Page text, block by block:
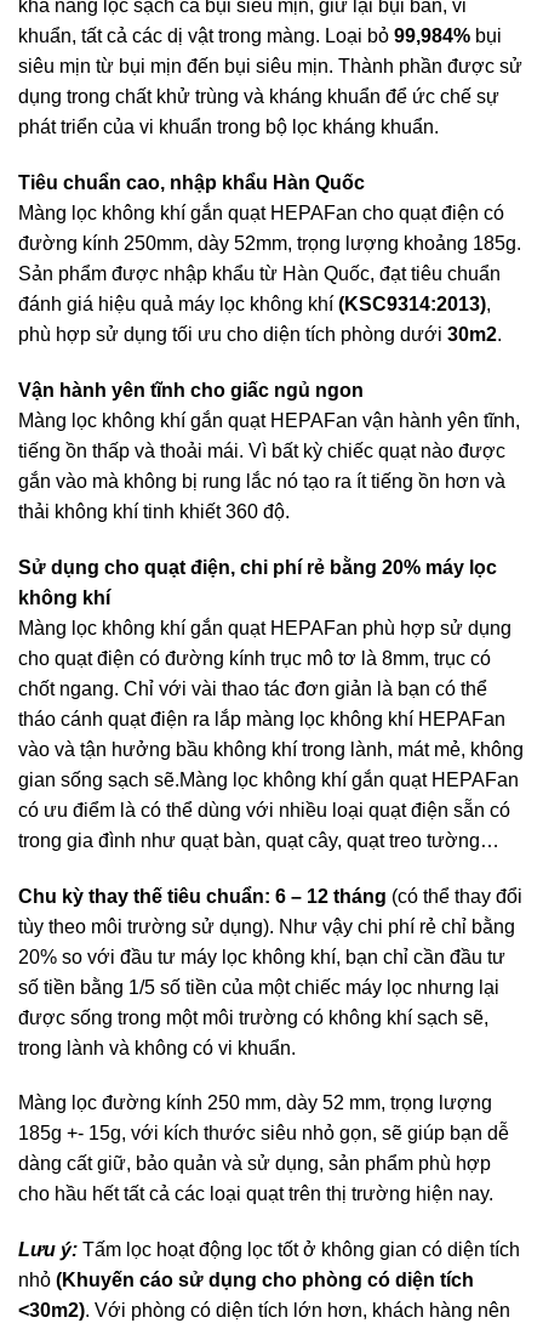
khả năng lọc sạch cả bụi siêu mịn, giữ lại bụi bẩn, vi
khuẩn, tất cả các dị vật trong màng. Loại bỏ 99,984% bụi
siêu mịn từ bụi mịn đến bụi siêu mịn. Thành phần được sử
dụng trong chất khử trùng và kháng khuẩn để ức chế sự
phát triển của vi khuẩn trong bộ lọc kháng khuẩn.
Tiêu chuẩn cao, nhập khẩu Hàn Quốc
Màng lọc không khí gắn quạt HEPAFan cho quạt điện có
đường kính 250mm, dày 52mm, trọng lượng khoảng 185g.
Sản phẩm được nhập khẩu từ Hàn Quốc, đạt tiêu chuẩn
đánh giá hiệu quả máy lọc không khí (KSC9314:2013),
phù hợp sử dụng tối ưu cho diện tích phòng dưới 30m2.
Vận hành yên tĩnh cho giấc ngủ ngon
Màng lọc không khí gắn quạt HEPAFan vận hành yên tĩnh,
tiếng ồn thấp và thoải mái. Vì bất kỳ chiếc quạt nào được
gắn vào mà không bị rung lắc nó tạo ra ít tiếng ồn hơn và
thải không khí tinh khiết 360 độ.
Sử dụng cho quạt điện, chi phí rẻ bằng 20% máy lọc
không khí
Màng lọc không khí gắn quạt HEPAFan phù hợp sử dụng
cho quạt điện có đường kính trục mô tơ là 8mm, trục có
chốt ngang. Chỉ với vài thao tác đơn giản là bạn có thể
tháo cánh quạt điện ra lắp màng lọc không khí HEPAFan
vào và tận hưởng bầu không khí trong lành, mát mẻ, không
gian sống sạch sẽ.Màng lọc không khí gắn quạt HEPAFan
có ưu điểm là có thể dùng với nhiều loại quạt điện sẵn có
trong gia đình như quạt bàn, quạt cây, quạt treo tường…
Chu kỳ thay thế tiêu chuẩn: 6 – 12 tháng (có thể thay đổi
tùy theo môi trường sử dụng). Như vậy chi phí rẻ chỉ bằng
20% so với đầu tư máy lọc không khí, bạn chỉ cần đầu tư
số tiền bằng 1/5 số tiền của một chiếc máy lọc nhưng lại
được sống trong một môi trường có không khí sạch sẽ,
trong lành và không có vi khuẩn.
Màng lọc đường kính 250 mm, dày 52 mm, trọng lượng
185g +- 15g, với kích thước siêu nhỏ gọn, sẽ giúp bạn dễ
dàng cất giữ, bảo quản và sử dụng, sản phẩm phù hợp
cho hầu hết tất cả các loại quạt trên thị trường hiện nay.
Lưu ý: Tấm lọc hoạt động lọc tốt ở không gian có diện tích
nhỏ (Khuyến cáo sử dụng cho phòng có diện tích
<30m2). Với phòng có diện tích lớn hơn, khách hàng nên